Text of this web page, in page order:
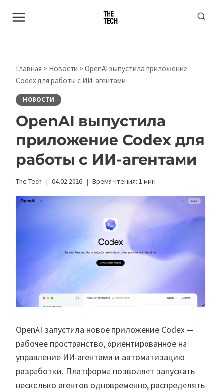
Главная > Новости >OpenAI выпустила приложение
Codex для работы с ИИ-агентами
НОВОСТИ
OpenAI выпустила
приложение Codex для
работы с ИИ-агентами
The Tech 04.02.2026 Время чтения: 1 мин
OpenAI запустила новое приложение Codex —
рабочее пространство, ориентированное на
управление ИИ-агентами и автоматизацию
разработки. Платформа позволяет запускать
несколько агентов одновременно, распределять